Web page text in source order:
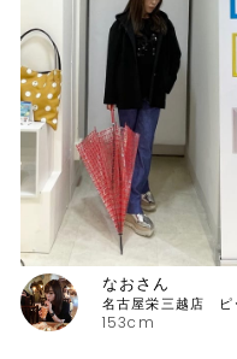
153cm
なおさん